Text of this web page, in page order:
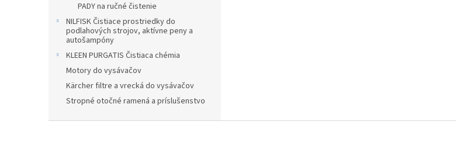
PADY na ručné čistenie
NILFISK Čistiace prostriedky do
podlahových strojov, aktívne peny a
autošampóny
KLEEN PURGATIS Čistiaca chémia
Motory do vysávačov
Kärcher filtre a vrecká do vysávačov
Stropné otočné ramená a príslušenstvo